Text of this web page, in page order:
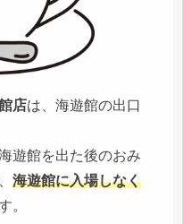
店は、海遊館の出口
遊館を出た後のおみ
海遊館に入場しなく
。